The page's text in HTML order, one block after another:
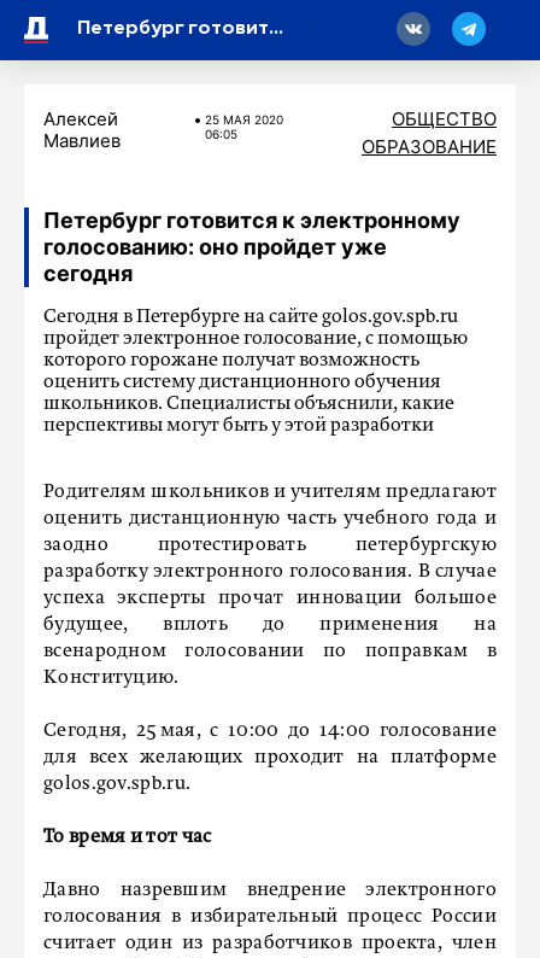
Петербург готовится к электронному голосованию: оно пройдет уже сегодня
Алексей
Мавлиев
25 МАЯ 2020
06:05
ОБЩЕСТВО
ОБРАЗОВАНИЕ
Петербург готовится к электронному
голосованию: оно пройдет уже
сегодня
Сегодня в Петербурге на сайте golos.gov.spb.ru
пройдет электронное голосование, с помощью
которого горожане получат возможность
оценить систему дистанционного обучения
школьников. Специалисты объяснили, какие
перспективы могут быть у этой разработки
Родителям школьников и учителям предлагают
оценить дистанционную часть учебного года и
заодно протестировать петербургскую
разработку электронного голосования. В случае
успеха эксперты прочат инновации большое
будущее, вплоть до применения на
всенародном голосовании по поправкам в
Конституцию.
Сегодня, 25 мая, с 10:00 до 14:00 голосование
для всех желающих проходит на платформе
golos.gov.spb.ru.
То время и тот час
Давно назревшим внедрение электронного
голосования в избирательный процесс России
считает один из разработчиков проекта, член